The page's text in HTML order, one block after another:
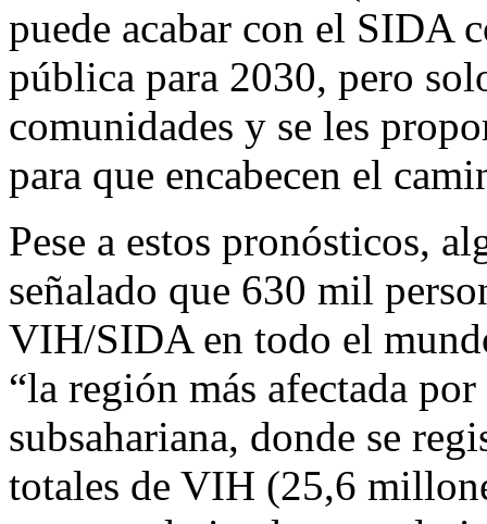
puede acabar con el SIDA
pública para 2030, pero
comunidades y se les
para que encabecen el
Pese a estos pronósticos,
señalado que 630 mil
VIH/SIDA en todo el
“la región más afectada
subsahariana, donde se
totales de VIH (25,6